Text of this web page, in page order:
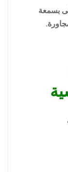
بسمعة